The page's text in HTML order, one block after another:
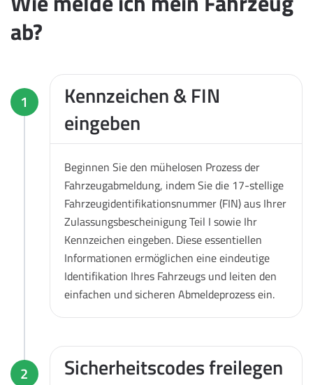
ab?
1
Kennzeichen & FIN
eingeben
Beginnen Sie den mühelosen Prozess der
Fahrzeugabmeldung, indem Sie die 17-stellige
Fahrzeugidentifikationsnummer (FIN) aus Ihrer
Zulassungsbescheinigung Teil I sowie Ihr
Kennzeichen eingeben. Diese essentiellen
Informationen ermöglichen eine eindeutige
Identifikation Ihres Fahrzeugs und leiten den
einfachen und sicheren Abmeldeprozess ein.
2 Sicherheitscodes freilegen